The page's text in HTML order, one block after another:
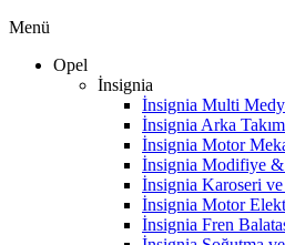
Menü
Opel
İnsignia
İnsignia Multi
İnsignia Arka
İnsignia Motor
İnsignia Modifiye
İnsignia Karoseri
İnsignia Motor
İnsignia Fren